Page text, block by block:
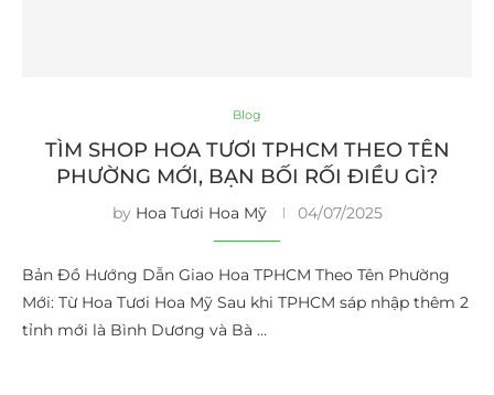
Blog
TÌM SHOP HOA TƯƠI TPHCM THEO TÊN
PHƯỜNG MỚI, BẠN BỐI RỐI ĐIỀU GÌ?
by Hoa Tươi Hoa Mỹ 04/07/2025
Bản Đồ Hướng Dẫn Giao Hoa TPHCM Theo Tên Phường
Mới: Từ Hoa Tươi Hoa Mỹ Sau khi TPHCM sáp nhập thêm 2
tỉnh mới là Bình Dương và Bà …